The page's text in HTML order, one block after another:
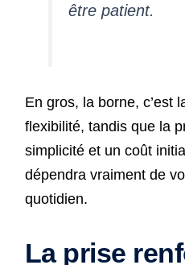
être patient.
En gros, la borne, c’est
flexibilité, tandis que la
simplicité et un coût
dépendra vraiment de
quotidien.
La prise